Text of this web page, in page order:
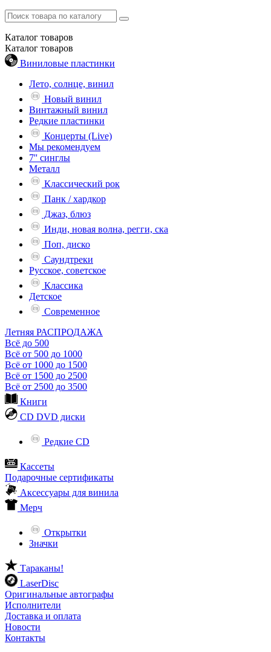
Каталог товаров
Каталог товаров
Виниловые пластинки
Лето, солнце, винил
Новый винил
Винтажный винил
Редкие пластинки
Концерты (Live)
Мы рекомендуем
7'' синглы
Металл
Классический рок
Панк / хардкор
Джаз, блюз
Инди, новая волна, регги, ска
Поп, диско
Саундтреки
Русское, советское
Классика
Детское
Современное
Летняя РАСПРОДАЖА
Всё до 500
Всё от 500 до 1000
Всё от 1000 до 1500
Всё от 1500 до 2500
Всё от 2500 до 3500
Книги
CD DVD диски
Редкие CD
Кассеты
Подарочные сертификаты
Аксессуары для винила
Мерч
Открытки
Значки
Тараканы!
LaserDisc
Оригинальные автографы
Исполнители
Доставка и оплата
Новости
Контакты